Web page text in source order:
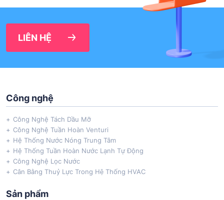
LIÊN HỆ
Công nghệ
Công Nghệ Tách Dầu Mỡ
Công Nghệ Tuần Hoàn Venturi
Hệ Thống Nước Nóng Trung Tâm
Hệ Thống Tuần Hoàn Nước Lạnh Tự Động
Công Nghệ Lọc Nước
Cân Bằng Thuỷ Lực Trong Hệ Thống HVAC
Sản phẩm